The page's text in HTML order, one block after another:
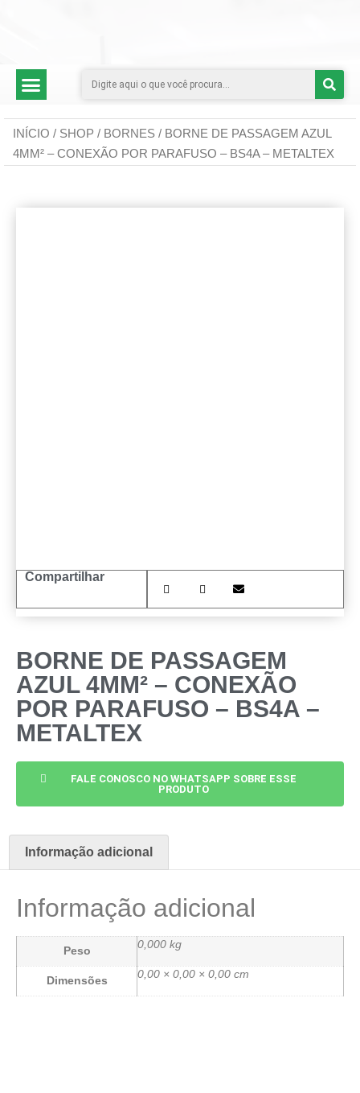
INÍCIO / SHOP / BORNES / BORNE DE PASSAGEM AZUL
4MM² – CONEXÃO POR PARAFUSO – BS4A – METALTEX
BORNE DE PASSAGEM
AZUL 4MM² – CONEXÃO
POR PARAFUSO – BS4A –
METALTEX
FALE CONOSCO NO WHATSAPP SOBRE ESSE
PRODUTO
Compartilhar
Informação adicional
Informação adicional
Peso
0,000 kg
Dimensões
0,00 × 0,00 × 0,00 cm